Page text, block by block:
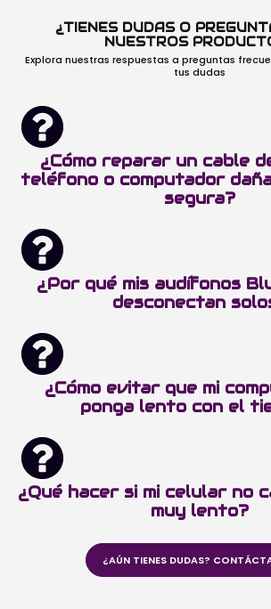
¿TIENES DUDAS O
NUESTROS
Explora nuestras respuestas a preguntas
tus dudas
¿Cómo reparar un cable
teléfono o computador
segura?
¿Por qué mis audífonos
desconectan
¿Cómo evitar que mi
ponga lento con el
¿Qué hacer si mi celular no
muy lento?
¿AÚN TIENES DUDAS?